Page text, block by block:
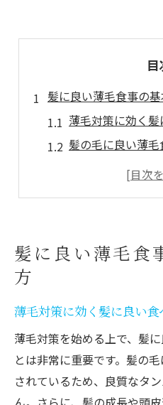
目
髪に良い薄毛食事の
薄毛対策に効く
髪の毛に良い薄
男性女性別に薄
薄毛対策で注目の食
薄毛対策におす
薄毛食事メニュー
男性向け薄毛対
薄毛に効くと注
バナナは薄毛に効く
髪に良い薄毛食
方
薄毛対策に効く髪に良い
薄毛対策を始める上で、髪
とは非常に重要です。髪の
されているため、良質なタ